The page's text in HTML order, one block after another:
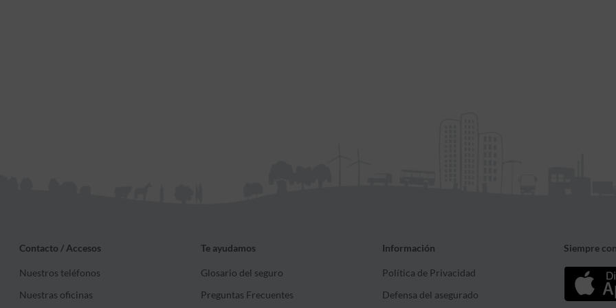
Contacto / Accesos
Nuestros teléfonos
Nuestras oficinas
Te ayudamos
Glosario del seguro
Preguntas Frecuentes
Información
Política de Privacidad
Defensa del asegurado
Siempre